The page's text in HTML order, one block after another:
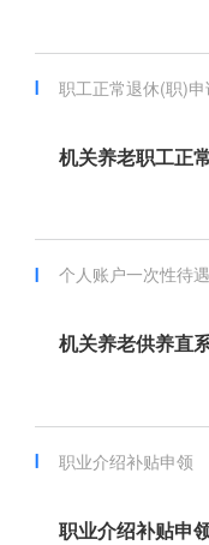
职工正常退休(职)申
机关养老职工正
个人账户一次性待
机关养老供养直
职业介绍补贴申领
职业介绍补贴申